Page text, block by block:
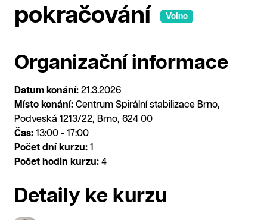
pokračování
Volno
Organizační informace
Datum konání: 21.3.2026
Místo konání: Centrum Spirální stabilizace Brno,
Podveská 1213/22, Brno, 624 00
Čas: 13:00 - 17:00
Počet dní kurzu: 1
Počet hodin kurzu: 4
Detaily ke kurzu